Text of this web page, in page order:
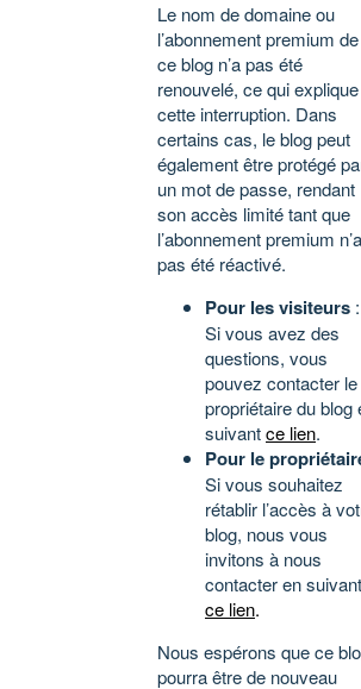
Le nom de domaine ou
l’abonnement premium de
ce blog n’a pas été
renouvelé, ce qui explique
cette interruption. Dans
certains cas, le blog peut
également être protégé
un mot de passe, rendant
son accès limité tant que
l’abonnement premium n’a
pas été réactivé.
Pour les visiteurs :
Si vous avez des
questions, vous
pouvez contacter le
propriétaire du blog
suivantce lien.
Pour le
Si vous souhaitez
rétablir l’accès à
blog, nous vous
invitons à nous
contacter en suivant
ce lien.
Nous espérons que ce
pourra être de nouveau